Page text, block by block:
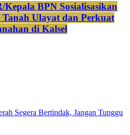
Kepala BPN Sosialisasikan
Ulayat dan Perkuat
di Kalsel